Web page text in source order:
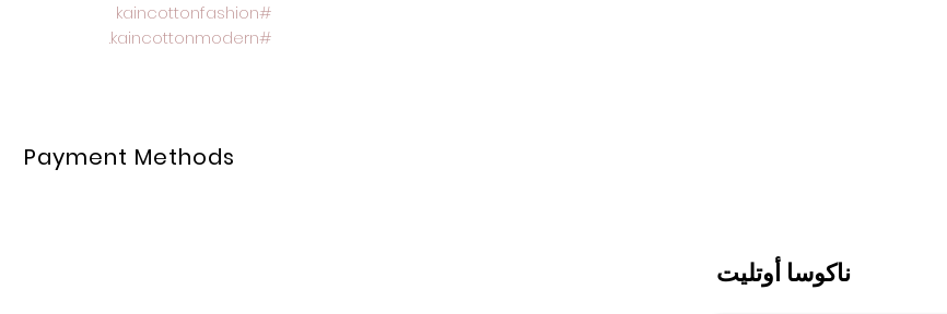
#kaincottonfashion
#kaincottonmodern.
Payment Methods
ناكوسا أوتليت